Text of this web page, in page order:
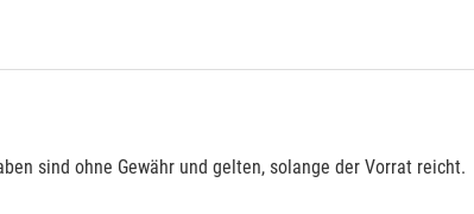
sind ohne Gewähr und gelten, solange der Vorrat reicht.